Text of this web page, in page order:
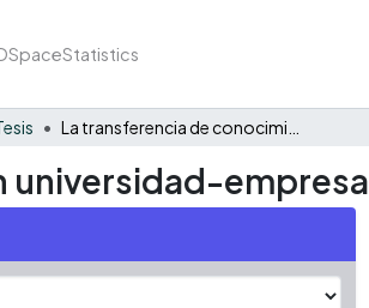
Statistics
universidad-empresa